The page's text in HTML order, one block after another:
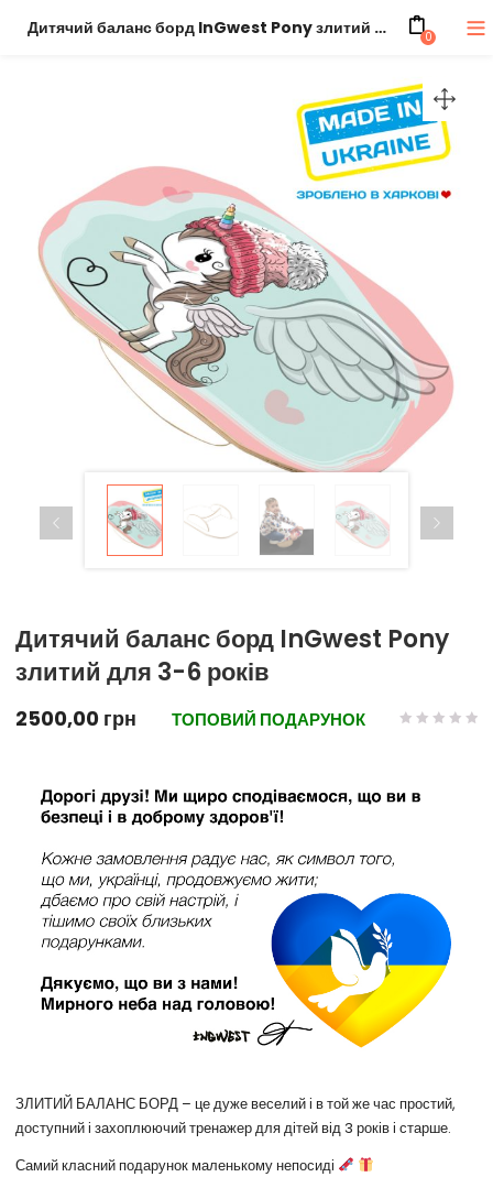
Дитячий баланс борд InGwest Pony злитий для 3-6 років 0
Дитячий баланс борд InGwest Pony
злитий для 3-6 років
2500,00 грн ТОПОВИЙ ПОДАРУНОК
ЗЛИТИЙ БАЛАНС БОРД – це дуже веселий і в той же час простий,
доступний і захоплюючий тренажер для дітей від 3 років і старше.
Самий класний подарунок маленькому непосиді